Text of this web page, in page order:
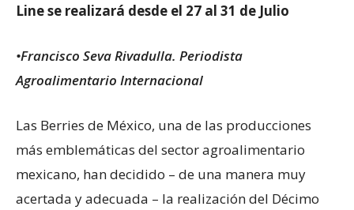
Line se realizará desde el 27 al 31 de Julio
•Francisco Seva Rivadulla. Periodista
Agroalimentario Internacional
Las Berries de México, una de las producciones
más emblemáticas del sector agroalimentario
mexicano, han decidido – de una manera muy
acertada y adecuada – la realización del Décimo